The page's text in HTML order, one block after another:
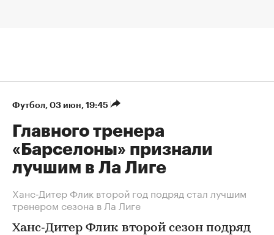
Футбол⁠, 03 июн, 19:45
Главного тренера
«Барселоны» признали
лучшим в Ла Лиге
Ханс‑Дитер Флик второй год подряд стал лучшим
тренером сезона в Ла Лиге
Ханс‑Дитер Флик второй сезон подряд